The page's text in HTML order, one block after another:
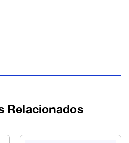
Relacionados